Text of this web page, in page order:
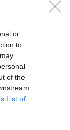
or
to
of the
List of
for
for
for
for